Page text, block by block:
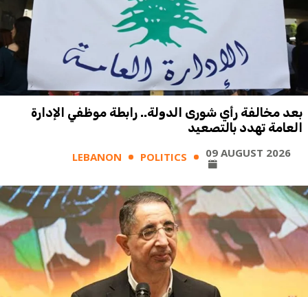
بعد مخالفة رأي شورى الدولة.. رابطة موظفي الإدارة
العامة تهدد بالتصعيد
LEBANON POLITICS 09 AUGUST 2026